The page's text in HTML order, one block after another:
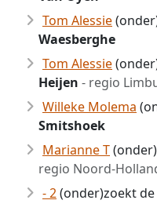
Tom Alessie
Waesberghe
Tom Alessie
Heijen - regio
Willeke Molema
Smitshoek
Marianne T
regio Noord-
- 2(onder)zoekt